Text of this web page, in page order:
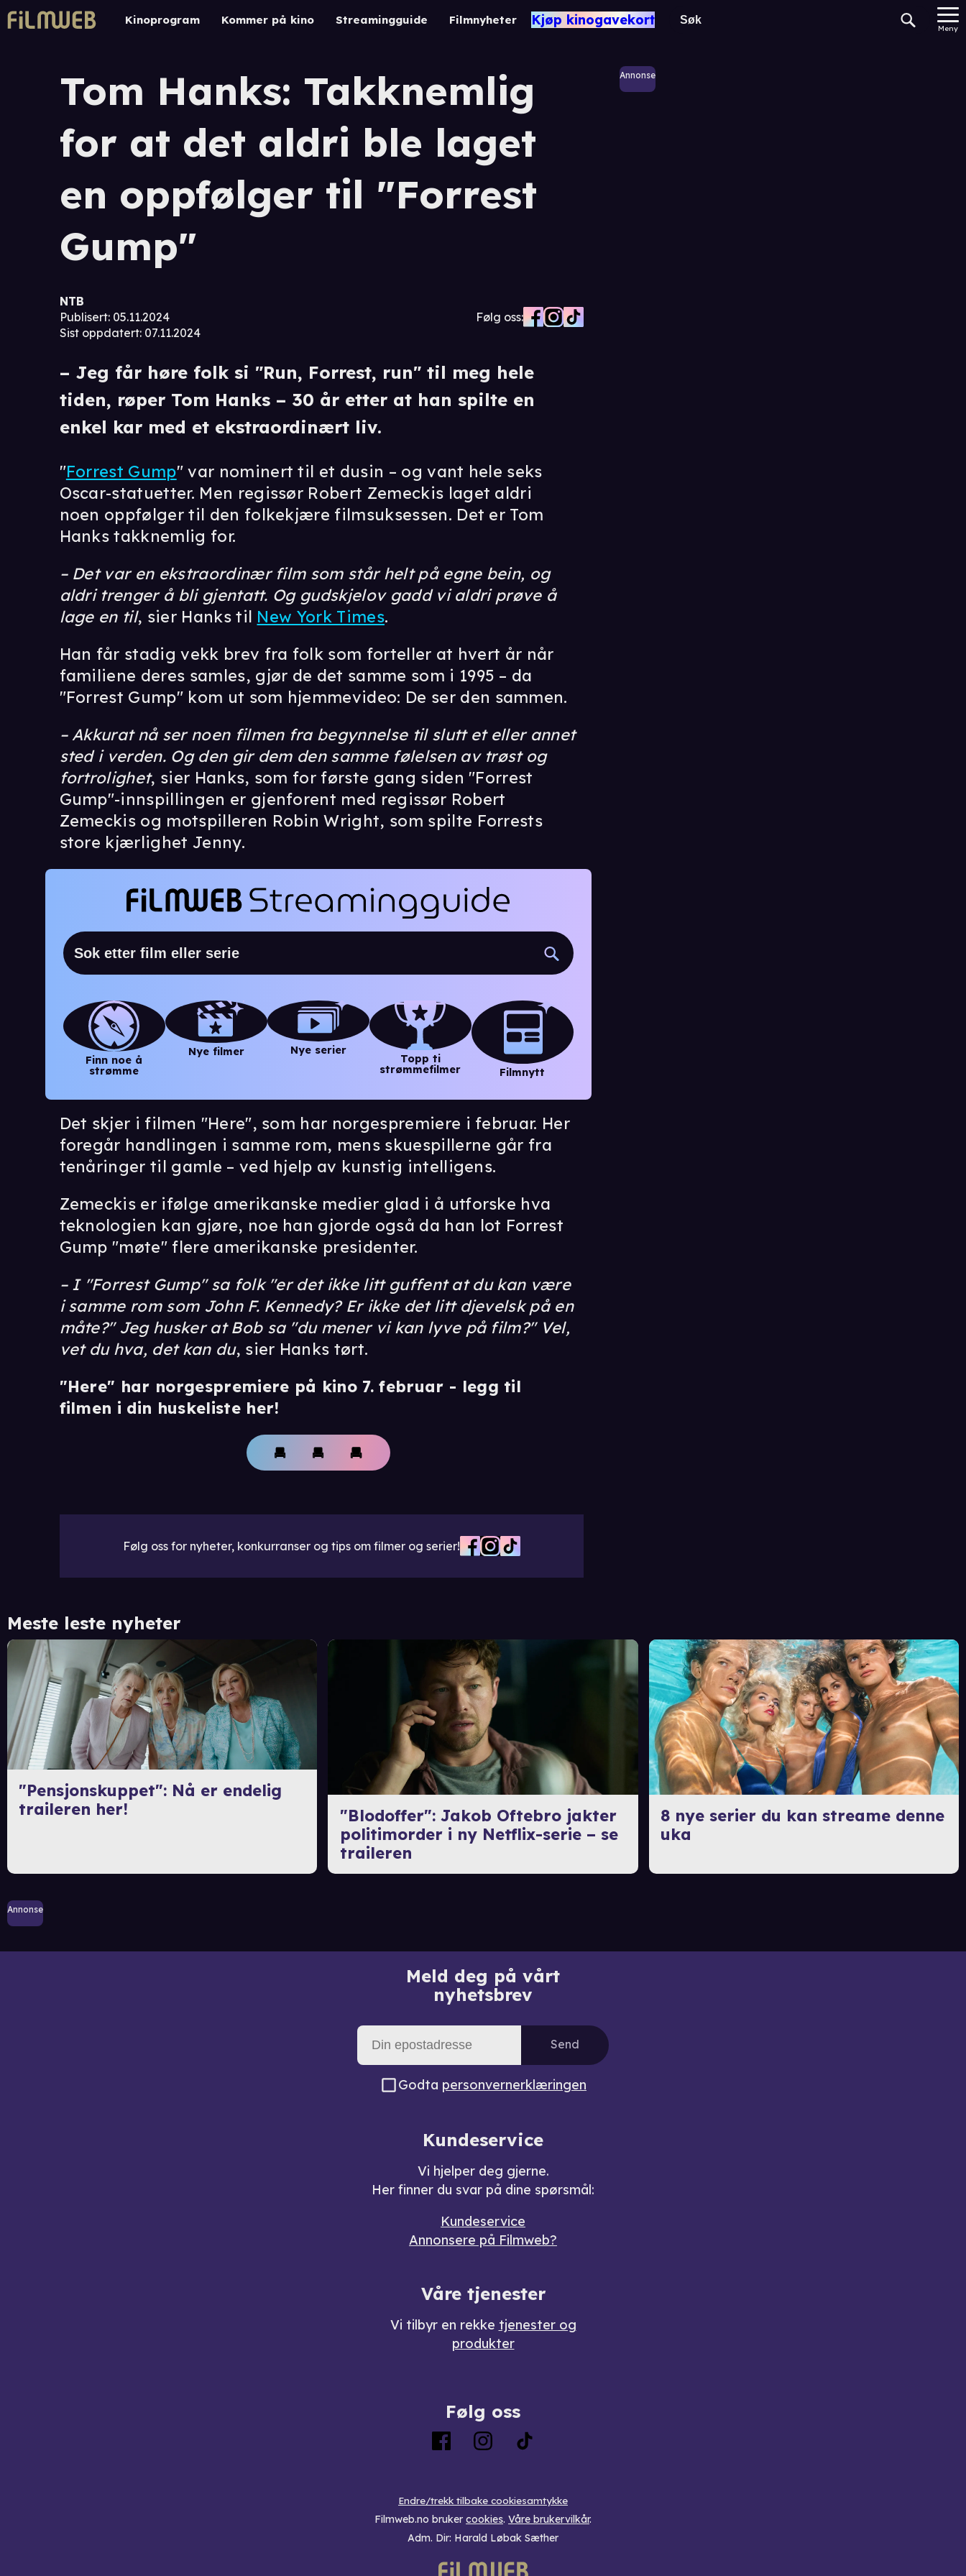
Kinoprogram Kommer på kino Streamingguide Filmnyheter Kjøp kinogavekort
Meny
Tom Hanks: Takknemlig
for at det aldri ble laget
en oppfølger til "Forrest
Gump"
NTB
Publisert: 05.11.2024
Sist oppdatert: 07.11.2024
Følg oss:
– Jeg får høre folk si "Run, Forrest, run" til meg hele
tiden, røper Tom Hanks – 30 år etter at han spilte en
enkel kar med et ekstraordinært liv.
Annonse
"Forrest Gump" var nominert til et dusin – og vant hele seks
Oscar-statuetter. Men regissør Robert Zemeckis laget aldri
noen oppfølger til den folkekjære filmsuksessen. Det er Tom
Hanks takknemlig for.
– Det var en ekstraordinær film som står helt på egne bein, og
aldri trenger å bli gjentatt. Og gudskjelov gadd vi aldri prøve å
lage en til, sier Hanks til New York Times.
Han får stadig vekk brev fra folk som forteller at hvert år når
familiene deres samles, gjør de det samme som i 1995 – da
"Forrest Gump" kom ut som hjemmevideo: De ser den sammen.
– Akkurat nå ser noen filmen fra begynnelse til slutt et eller annet
sted i verden. Og den gir dem den samme følelsen av trøst og
fortrolighet, sier Hanks, som for første gang siden "Forrest
Gump"-innspillingen er gjenforent med regissør Robert
Zemeckis og motspilleren Robin Wright, som spilte Forrests
store kjærlighet Jenny.
Finn noe å
strømme
Nye filmer Nye serier
Topp ti
strømmefilmer
Filmnytt
Det skjer i filmen "Here", som har norgespremiere i februar. Her
foregår handlingen i samme rom, mens skuespillerne går fra
tenåringer til gamle – ved hjelp av kunstig intelligens.
Zemeckis er ifølge amerikanske medier glad i å utforske hva
teknologien kan gjøre, noe han gjorde også da han lot Forrest
Gump "møte" flere amerikanske presidenter.
– I "Forrest Gump" sa folk "er det ikke litt guffent at du kan være
i samme rom som John F. Kennedy? Er ikke det litt djevelsk på en
måte?" Jeg husker at Bob sa "du mener vi kan lyve på film?" Vel,
vet du hva, det kan du, sier Hanks tørt.
"Here" har norgespremiere på kino 7. februar - legg til
filmen i din huskeliste her!
Følg oss for nyheter, konkurranser og tips om filmer og serier!
Meste leste nyheter
"Pensjonskuppet": Nå er endelig
traileren her!
"Blodoffer": Jakob Oftebro jakter
politimorder i ny Netflix-serie – se
traileren
8 nye serier du kan streame denne
uka
Annonse
Meld deg på vårt
nyhetsbrev
Send
Godta personvernerklæringen
Kundeservice
Vi hjelper deg gjerne.
Her finner du svar på dine spørsmål:
Kundeservice
Annonsere på Filmweb?
Våre tjenester
Vi tilbyr en rekke tjenester og
produkter
Følg oss
Endre/trekk tilbake cookiesamtykke
Filmweb.no bruker cookies. Våre brukervilkår.
Adm. Dir: Harald Løbak Sæther